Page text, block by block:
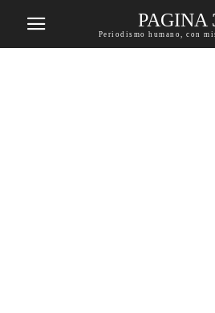
PAGINA
Periodismo humano, con